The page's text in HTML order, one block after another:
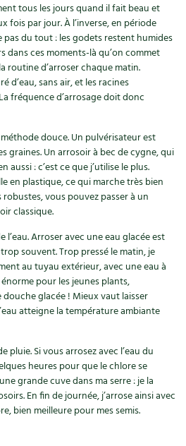
tous les jours quand il fait beau et
fois par jour. À l’inverse, en période
pas du tout : les godets restent humides
dans ces moments-là qu’on commet
routine d’arroser chaque matin.
d’eau, sans air, et les racines
fréquence d’arrosage doit donc
douce. Un pulvérisateur est
graines. Un arrosoir à bec de cygne, qui
: c’est ce que j’utilise le plus.
en plastique, ce qui marche très bien
vous pouvez passer à un
classique.
Arroser avec une eau glacée est
souvent. Trop pressé le matin, je
au tuyau extérieur, avec une eau à
énorme pour les jeunes plants,
douche glacée ! Mieux vaut laisser
atteigne la température ambiante
pluie. Si vous arrosez avec l’eau du
heures pour que le chlore se
grande cuve dans ma serre : je la
En fin de journée, j’arrose ainsi avec
bien meilleure pour mes semis.